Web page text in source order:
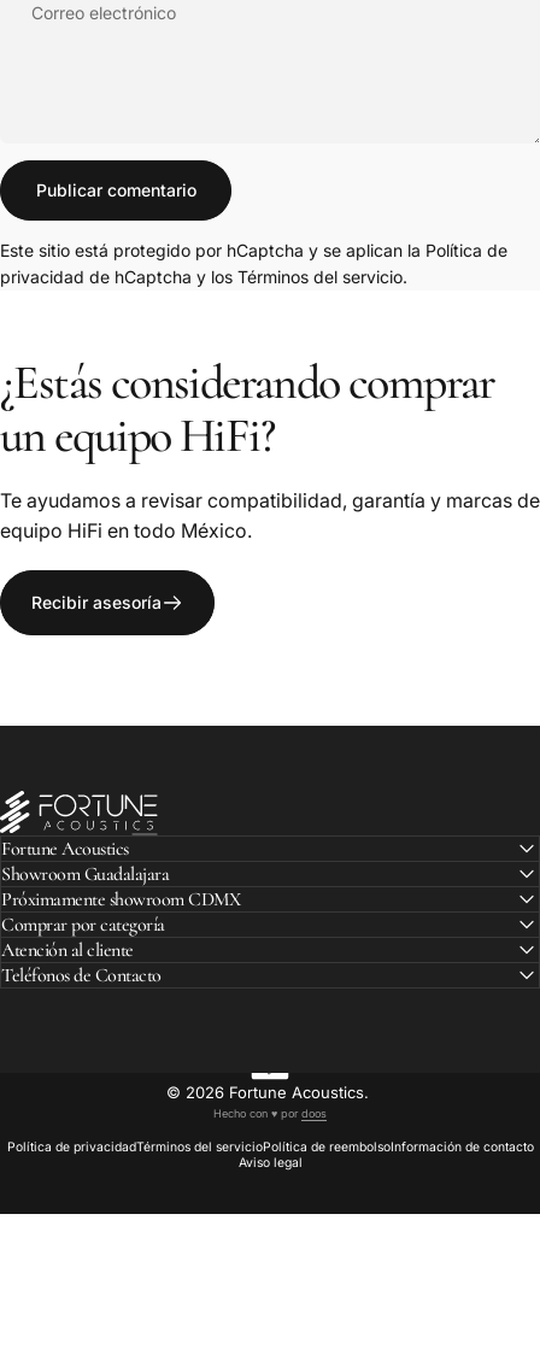
Correo electrónico
Mensaje
Publicar comentario
Este sitio está protegido por hCaptcha y se aplican la Política de
privacidad de hCaptcha y los Términos del servicio.
¿Estásconsiderandocomprar
unequipoHiFi?
Te ayudamos a revisar compatibilidad, garantía y marcas de
equipo HiFi en todo México.
Recibir asesoría
Fortune Acoustics
Fortune Acoustics
Showroom Guadalajara
Próximamente showroom CDMX
Comprar por categoría
Atención al cliente
Teléfonos de Contacto
© 2026 Fortune Acoustics.
Hecho con ♥︎ por doos
Política de privacidadTérminos del servicioPolítica de reembolsoInformación de contacto
Aviso legal